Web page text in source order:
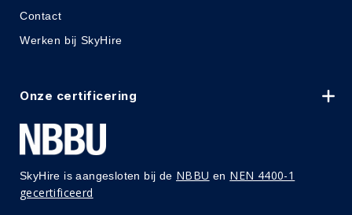
Contact
Werken bij SkyHire
Onze certificering
SkyHire is aangesloten bij de NBBU en NEN 4400-1
gecertificeerd